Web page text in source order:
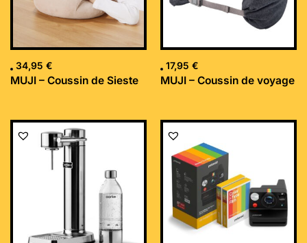
34,95 €
MUJI – Coussin de Sieste
17,95 €
MUJI – Coussin de voyage
Le
initial
était :
169,99 €.
Le